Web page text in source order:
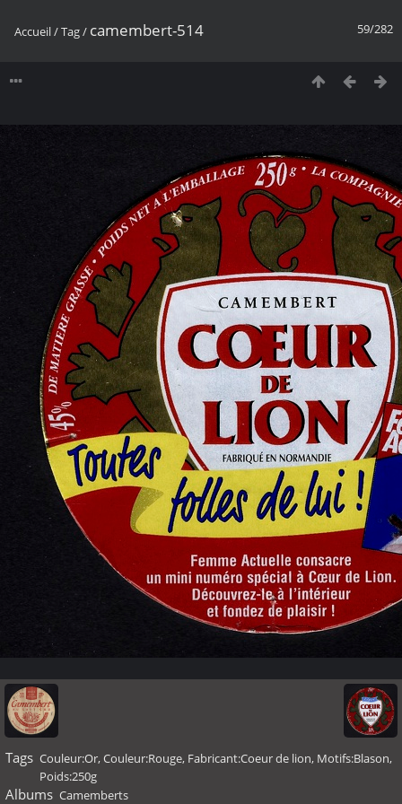
59/282
Accueil/Tag/ camembert-514
Tags Couleur:Or,Couleur:Rouge, Fabricant:Coeur de lion, Motifs:Blason,
Poids:250g
Albums Camemberts